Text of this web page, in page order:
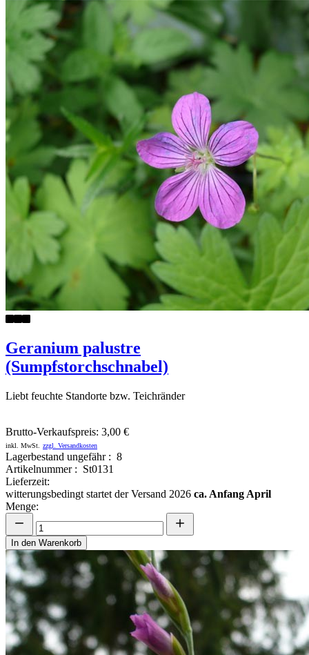
Geranium palustre
(Sumpfstorchschnabel)
Liebt feuchte Standorte bzw. Teichränder
Brutto-Verkaufspreis: 3,00 €
inkl. MwSt. zzgl. Versandkosten
Lagerbestand ungefähr : 8
Artikelnummer : St0131
Lieferzeit:
witterungsbedingt startet der Versand 2026 ca. Anfang April
Menge:
In den Warenkorb